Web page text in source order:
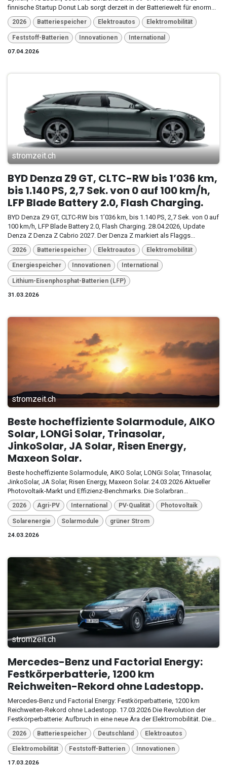
finnische Startup Donut Lab sorgt derzeit in der Batteriewelt für enorm...
2026 Batteriespeicher Elektroautos Elektromobilität
Feststoff-Batterien Innovationen
International
07.04.2026
stromzeit.ch
BYD Denza Z9 GT, CLTC-RW bis 1’036 km,
bis 1.140 PS, 2,7 Sek. von 0 auf 100 km/h,
LFP Blade Battery 2.0, Flash Charging.
BYD Denza Z9 GT, CLTC-RW bis 1’036 km, bis 1.140 PS, 2,7 Sek. von 0 auf
100 km/h, LFP Blade Battery 2.0, Flash Charging. 28.04.2026, Update
Denza Z Denza Z Cabrio 2027. Der Denza Z markiert als Flaggs...
2026 Batteriespeicher Elektroautos Elektromobilität
Energiespeicher Innovationen International
Lithium-Eisenphosphat-Batterien (LFP)
31.03.2026
stromzeit.ch
Beste hocheffiziente Solarmodule, AIKO
Solar, LONGi Solar, Trinasolar,
JinkoSolar, JA Solar, Risen Energy,
Maxeon Solar.
Beste hocheffiziente Solarmodule, AIKO Solar, LONGi Solar, Trinasolar,
JinkoSolar, JA Solar, Risen Energy, Maxeon Solar. 24.03.2026 Aktueller
Photovoltaik-Markt und Effizienz-Benchmarks. Die Solarbran...
2026 Agri-PV International PV-Qualität Photovoltaik
Solarenergie Solarmodule
grüner Strom
24.03.2026
stromzeit.ch
Mercedes-Benz und Factorial Energy:
Festkörperbatterie, 1200 km
Reichweiten-Rekord ohne Ladestopp.
Mercedes-Benz und Factorial Energy: Festkörperbatterie, 1200 km
Reichweiten-Rekord ohne Ladestopp. 17.03.2026 Die Revolution der
Festkörperbatterie: Aufbruch in eine neue Ära der Elektromobilität. Die...
2026 Batteriespeicher Deutschland Elektroautos
Elektromobilität Feststoff-Batterien
Innovationen
17.03.2026